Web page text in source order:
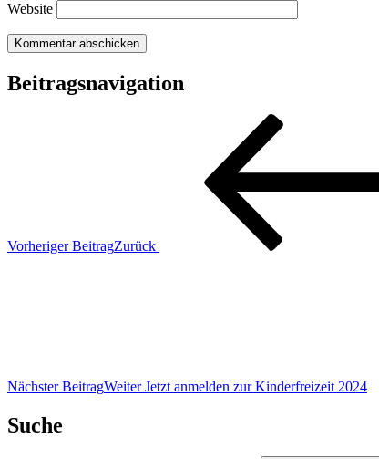
Website
Beitragsnavigation
Vorheriger BeitragZurück
Nächster BeitragWeiter Jetzt anmelden zur Kinderfreizeit 2024
Suche